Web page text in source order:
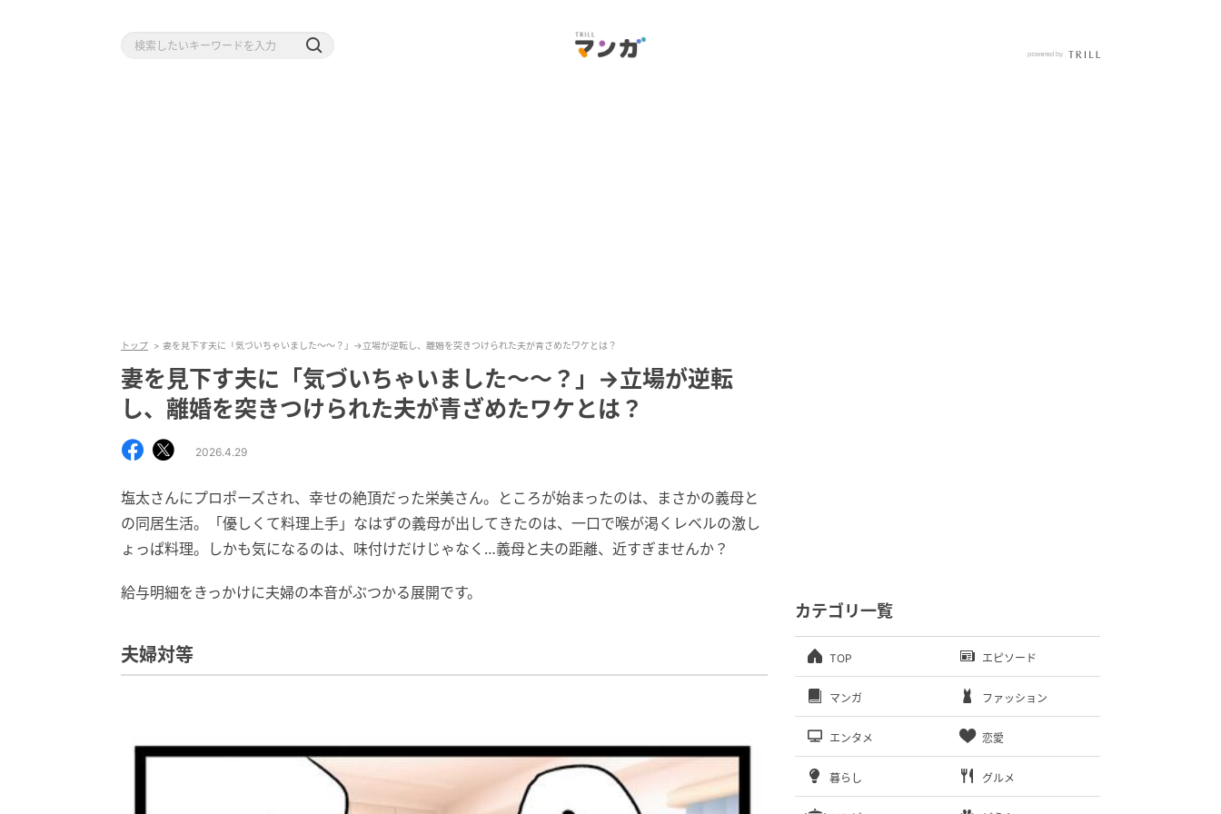
トップ 妻を見下す夫に「気づいちゃいました〜〜？」→立場が逆転し、離婚を突きつけられた夫が青ざめたワケとは？
妻を見下す夫に「気づいちゃいました〜〜？」→立場が逆転
し、離婚を突きつけられた夫が青ざめたワケとは？
2026.4.29
塩太さんにプロポーズされ、幸せの絶頂だった栄美さん。ところが始まったのは、まさかの義母と
の同居生活。「優しくて料理上手」なはずの義母が出してきたのは、一口で喉が渇くレベルの激し
ょっぱ料理。しかも気になるのは、味付けだけじゃなく…義母と夫の距離、近すぎませんか？
給与明細をきっかけに夫婦の本音がぶつかる展開です。
夫婦対等
カテゴリ一覧
TOP エピソード
マンガ ファッション
エンタメ 恋愛
暮らし グルメ